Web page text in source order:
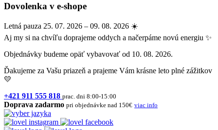
Dovolenka v e-shope
Letná pauza 25. 07. 2026 – 09. 08. 2026 ☀️
Aj my si na chvíľu doprajeme oddych a načerpáme novú energiu ✨
Objednávky budeme opäť vybavovať od 10. 08. 2026.
Ďakujeme za Vašu priazeň a prajeme Vám krásne leto plné zážitkov
💛
+421 911 555 818 prac. dni 8:00-15:00
Doprava zadarmo pri objednávke nad 150€ viac info